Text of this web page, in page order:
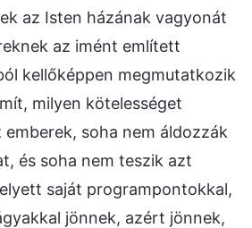
az Isten házának vagyonát
az imént említett
kellőképpen megmutatkozik
milyen kötelességet
soha nem áldozzák
és soha nem teszik azt
saját programpontokkal,
jönnek, azért jönnek,